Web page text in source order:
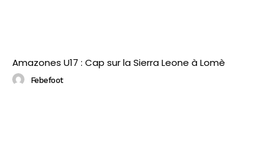
Amazones U17 : Cap sur la Sierra Leone à Lomè
Febefoot